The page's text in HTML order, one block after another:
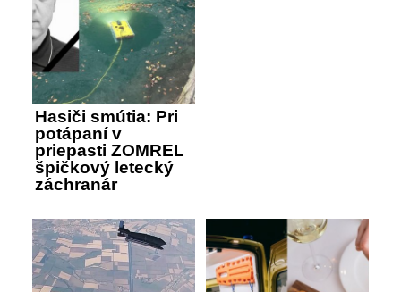
Hasiči smútia: Pri
potápaní v
priepasti ZOMREL
špičkový letecký
záchranár